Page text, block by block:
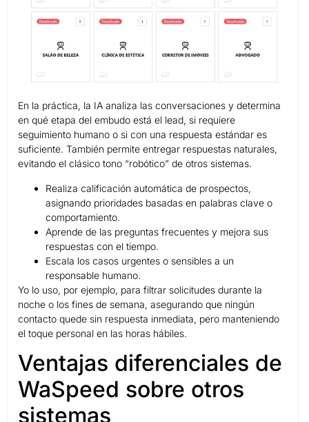
En la práctica, la IA analiza las conversaciones y determina
en qué etapa del embudo está el lead, si requiere
seguimiento humano o si con una respuesta estándar es
suficiente. También permite entregar respuestas naturales,
evitando el clásico tono “robótico” de otros sistemas.
Realiza calificación automática de prospectos,
asignando prioridades basadas en palabras clave o
comportamiento.
Aprende de las preguntas frecuentes y mejora sus
respuestas con el tiempo.
Escala los casos urgentes o sensibles a un
responsable humano.
Yo lo uso, por ejemplo, para filtrar solicitudes durante la
noche o los fines de semana, asegurando que ningún
contacto quede sin respuesta inmediata, pero manteniendo
el toque personal en las horas hábiles.
Ventajas diferenciales de
WaSpeed sobre otros
sistemas